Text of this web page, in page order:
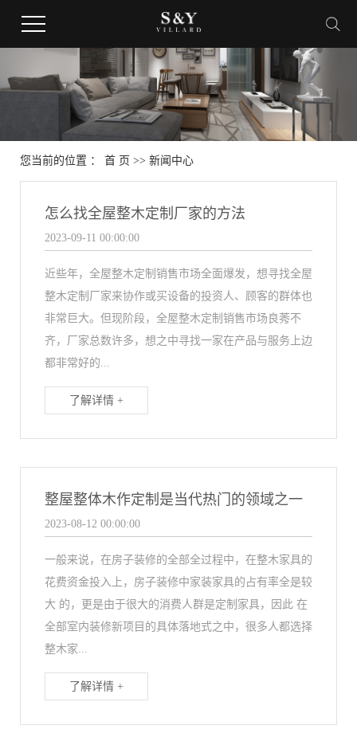
您当前的位置 ： 首 页 >> 新闻中心
怎么找全屋整木定制厂家的方法
2023-09-11 00:00:00
近些年，全屋整木定制销售市场全面爆发，想寻找全屋
整木定制厂家来协作或买设备的投资人、顾客的群体也
非常巨大。但现阶段，全屋整木定制销售市场良莠不
齐，厂家总数许多，想之中寻找一家在产品与服务上边
都非常好的...
了解详情 +
整屋整体木作定制是当代热门的领域之一
2023-08-12 00:00:00
一般来说，在房子装修的全部全过程中，在整木家具的
花费资金投入上，房子装修中家装家具的占有率全是较
大 的，更是由于很大的消费人群是定制家具，因此 在
全部室内装修新项目的具体落地式之中，很多人都选择
整木家...
了解详情 +